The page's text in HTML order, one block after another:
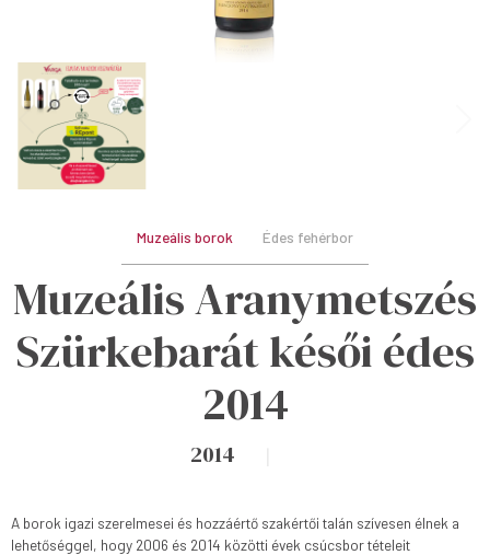
Muzeális borok Édes fehérbor
Muzeális Aranymetszés
Szürkebarát késői édes
2014
2014
A borok igazi szerelmesei és hozzáértő szakértői talán szívesen élnek a
lehetőséggel, hogy 2006 és 2014 közötti évek csúcsbor tételeit